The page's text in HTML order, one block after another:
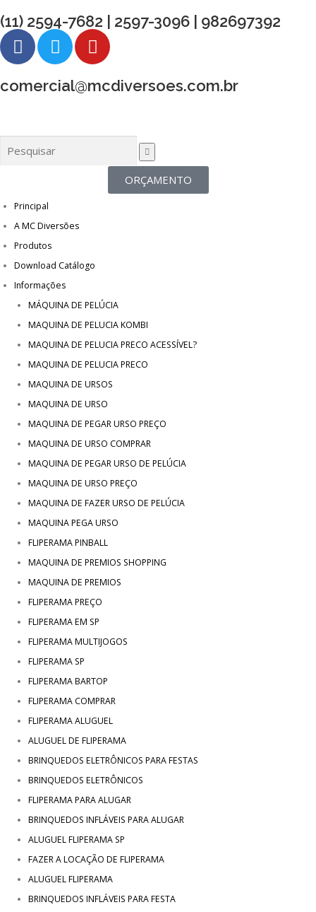
(11) 2594-7682 | 2597-3096 | 982697392
comercial@mcdiversoes.com.br
ORÇAMENTO
Principal
A MC Diversões
Produtos
Download Catálogo
Informações
MÁQUINA DE PELÚCIA
MAQUINA DE PELUCIA KOMBI
MAQUINA DE PELUCIA PRECO ACESSÍVEL?
MAQUINA DE PELUCIA PRECO
MAQUINA DE URSOS
MAQUINA DE URSO
MAQUINA DE PEGAR URSO PREÇO
MAQUINA DE URSO COMPRAR
MAQUINA DE PEGAR URSO DE PELÚCIA
MAQUINA DE URSO PREÇO
MAQUINA DE FAZER URSO DE PELÚCIA
MAQUINA PEGA URSO
FLIPERAMA PINBALL
MAQUINA DE PREMIOS SHOPPING
MAQUINA DE PREMIOS
FLIPERAMA PREÇO
FLIPERAMA EM SP
FLIPERAMA MULTIJOGOS
FLIPERAMA SP
FLIPERAMA BARTOP
FLIPERAMA COMPRAR
FLIPERAMA ALUGUEL
ALUGUEL DE FLIPERAMA
BRINQUEDOS ELETRÔNICOS PARA FESTAS
BRINQUEDOS ELETRÔNICOS
FLIPERAMA PARA ALUGAR
BRINQUEDOS INFLÁVEIS PARA ALUGAR
ALUGUEL FLIPERAMA SP
FAZER A LOCAÇÃO DE FLIPERAMA
ALUGUEL FLIPERAMA
BRINQUEDOS INFLÁVEIS PARA FESTA